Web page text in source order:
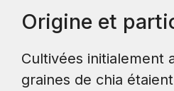
Origine et
Cultivées initialement
graines de chia